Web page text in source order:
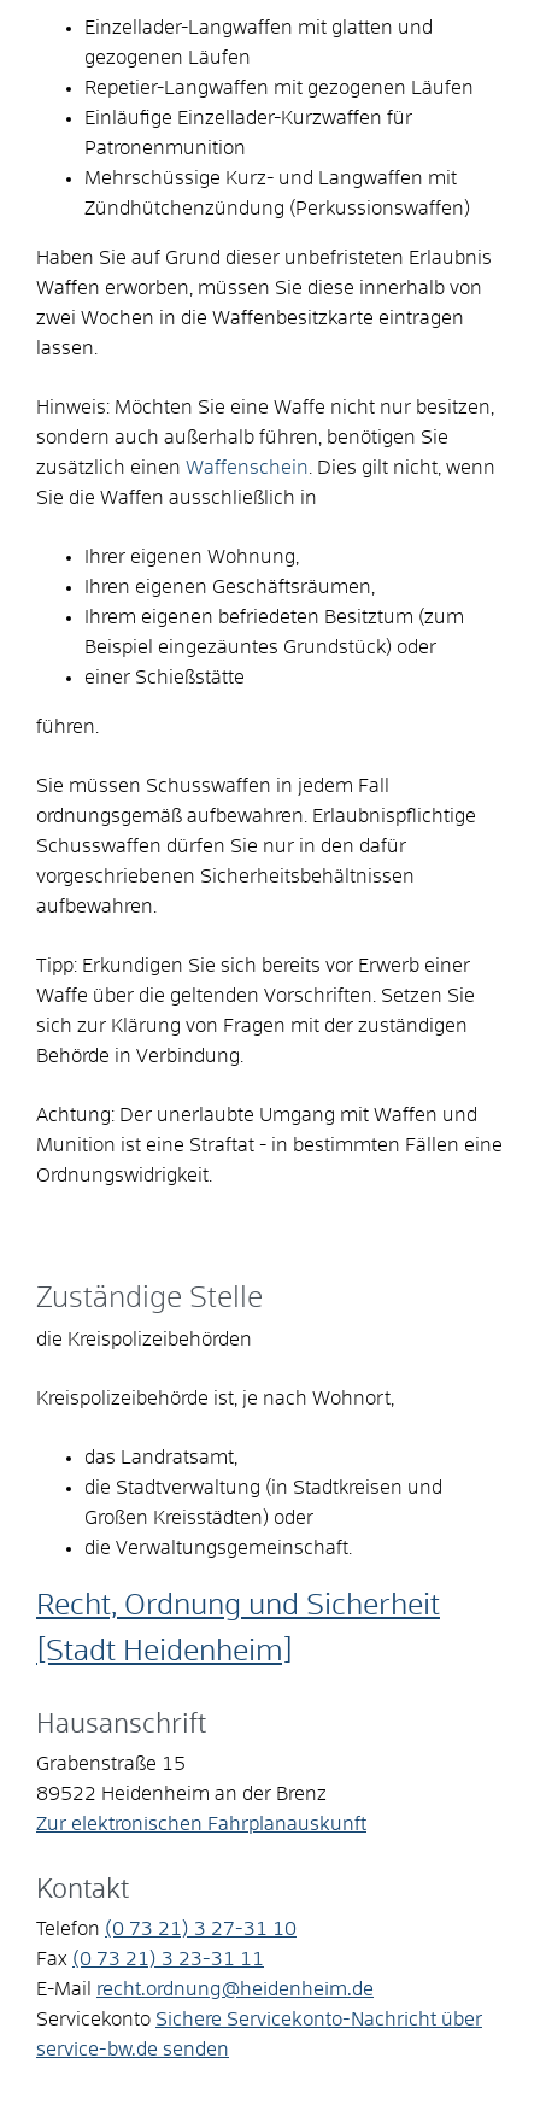
Einzellader-Langwaffen mit glatten und
gezogenen Läufen
Repetier-Langwaffen mit gezogenen Läufen
Einläufige Einzellader-Kurzwaffen für
Patronenmunition
Mehrschüssige Kurz- und Langwaffen mit
Zündhütchenzündung (Perkussionswaffen)
Haben Sie auf Grund dieser unbefristeten Erlaubnis
Waffen erworben, müssen Sie diese innerhalb von
zwei Wochen in die Waffenbesitzkarte eintragen
lassen.
Hinweis: Möchten Sie eine Waffe nicht nur besitzen,
sondern auch außerhalb führen, benötigen Sie
zusätzlich einen Waffenschein . Dies gilt nicht, wenn
Sie die Waffen ausschließlich in
Ihrer eigenen Wohnung,
Ihren eigenen Geschäftsräumen,
Ihrem eigenen befriedeten Besitztum (zum
Beispiel eingezäuntes Grundstück) oder
einer Schießstätte
führen.
Sie müssen Schusswaffen in jedem Fall
ordnungsgemäß aufbewahren. Erlaubnispflichtige
Schusswaffen dürfen Sie nur in den dafür
vorgeschriebenen Sicherheitsbehältnissen
aufbewahren.
Tipp: Erkundigen Sie sich bereits vor Erwerb einer
Waffe über die geltenden Vorschriften. Setzen Sie
sich zur Klärung von Fragen mit der zuständigen
Behörde in Verbindung.
Achtung: Der unerlaubte Umgang mit Waffen und
Munition ist eine Straftat - in bestimmten Fällen eine
Ordnungswidrigkeit.
Zuständige Stelle
die Kreispolizeibehörden
Kreispolizeibehörde ist, je nach Wohnort,
das Landratsamt,
die Stadtverwaltung (in Stadtkreisen und
Großen Kreisstädten) oder
die Verwaltungsgemeinschaft.
Recht, Ordnung und Sicherheit
[Stadt Heidenheim]
Hausanschrift
Grabenstraße 15
89522 Heidenheim an der Brenz
Zur elektronischen Fahrplanauskunft
Kontakt
Telefon (0 73 21) 3 27-31
10
Fax (0 73 21) 3 23-31
11
E-Mail
recht.ordnung@heidenheim.de
Servicekonto Sichere Servicekonto-Nachricht über
service-bw.de senden